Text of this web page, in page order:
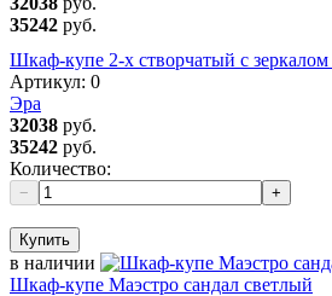
35242 руб.
Шкаф-купе 2-х створчатый с
Артикул: 0
Эра
32038 руб.
35242 руб.
Количество:
− +
Купить
в наличии
Шкаф-купе Маэстро сандал светлый